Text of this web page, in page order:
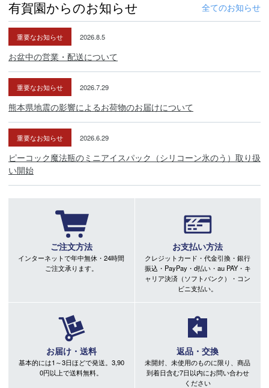
有賀園からのお知らせ 全てのお知らせ
重要なお知らせ 2026.8.5
お盆中の営業・配送について
重要なお知らせ 2026.7.29
熊本県地震の影響によるお荷物のお届けについて
重要なお知らせ 2026.6.29
ピーコック魔法瓶のミニアイスパック（シリコーン氷のう）取り扱
い開始
ご注文方法
インターネットで年中無休・24時間
ご注文承ります。
お支払い方法
クレジットカード・代金引換・銀行
振込・PayPay・d払い・au PAY・キ
ャリア決済（ソフトバンク）・コン
ビニ支払い。
お届け・送料
基本的には1～3日ほどで発送。3,90
0円以上で送料無料。
返品・交換
未開封、未使用のものに限り、商品
到着日含む7日以内にお問い合わせ
ください